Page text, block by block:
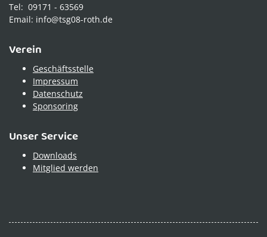
Tel: 09171 - 63569
Email: info@tsg08-roth.de
Verein
Geschäftsstelle
Impressum
Datenschutz
Sponsoring
Unser Service
Downloads
Mitglied werden